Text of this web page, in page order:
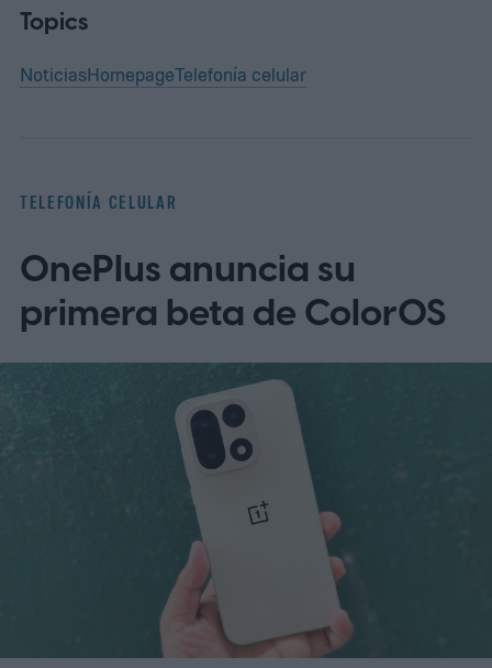
Topics
NoticiasHomepageTelefonía celular
TELEFONÍA CELULAR
OnePlus anuncia su
primera beta de ColorOS